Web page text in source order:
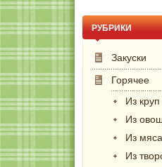
РУБРИКИ
Закуски
Горячее
Из круп
Из
Из
Из